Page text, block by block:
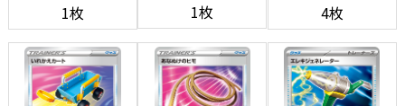
1枚 1枚 4枚